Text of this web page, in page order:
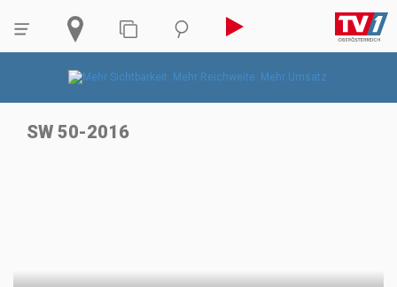
SW 50-2016